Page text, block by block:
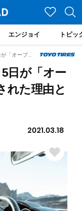
エンジョイ トピッ
知ってましたか？ 4月5日が「オープンカーの日」に制定された理由とは？
日が「オー
れた理由と
2021.03.18